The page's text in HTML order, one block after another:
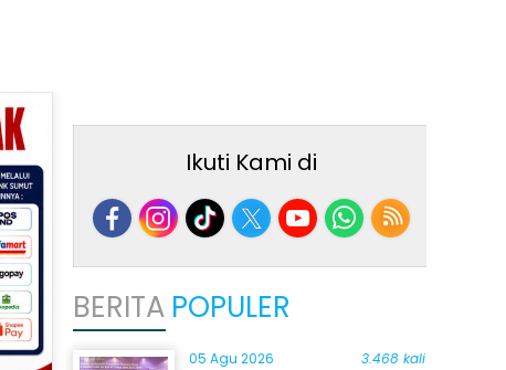
Ikuti Kami di
BERITA POPULER
05 Agu 2026 3.468 kali